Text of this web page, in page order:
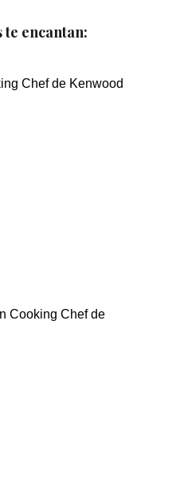
te encantan:
Chef de Kenwood
Cooking Chef de